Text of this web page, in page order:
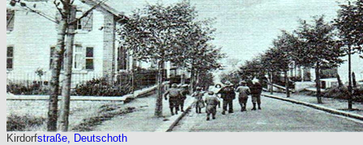
Kirdorfstraße, Deutschoth